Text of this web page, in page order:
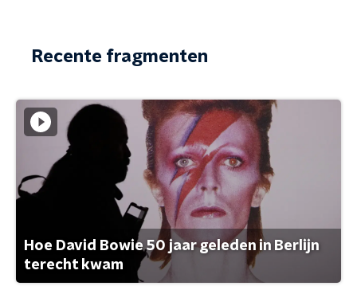
Recente fragmenten
Hoe David Bowie 50 jaar geleden in Berlijn
terecht kwam